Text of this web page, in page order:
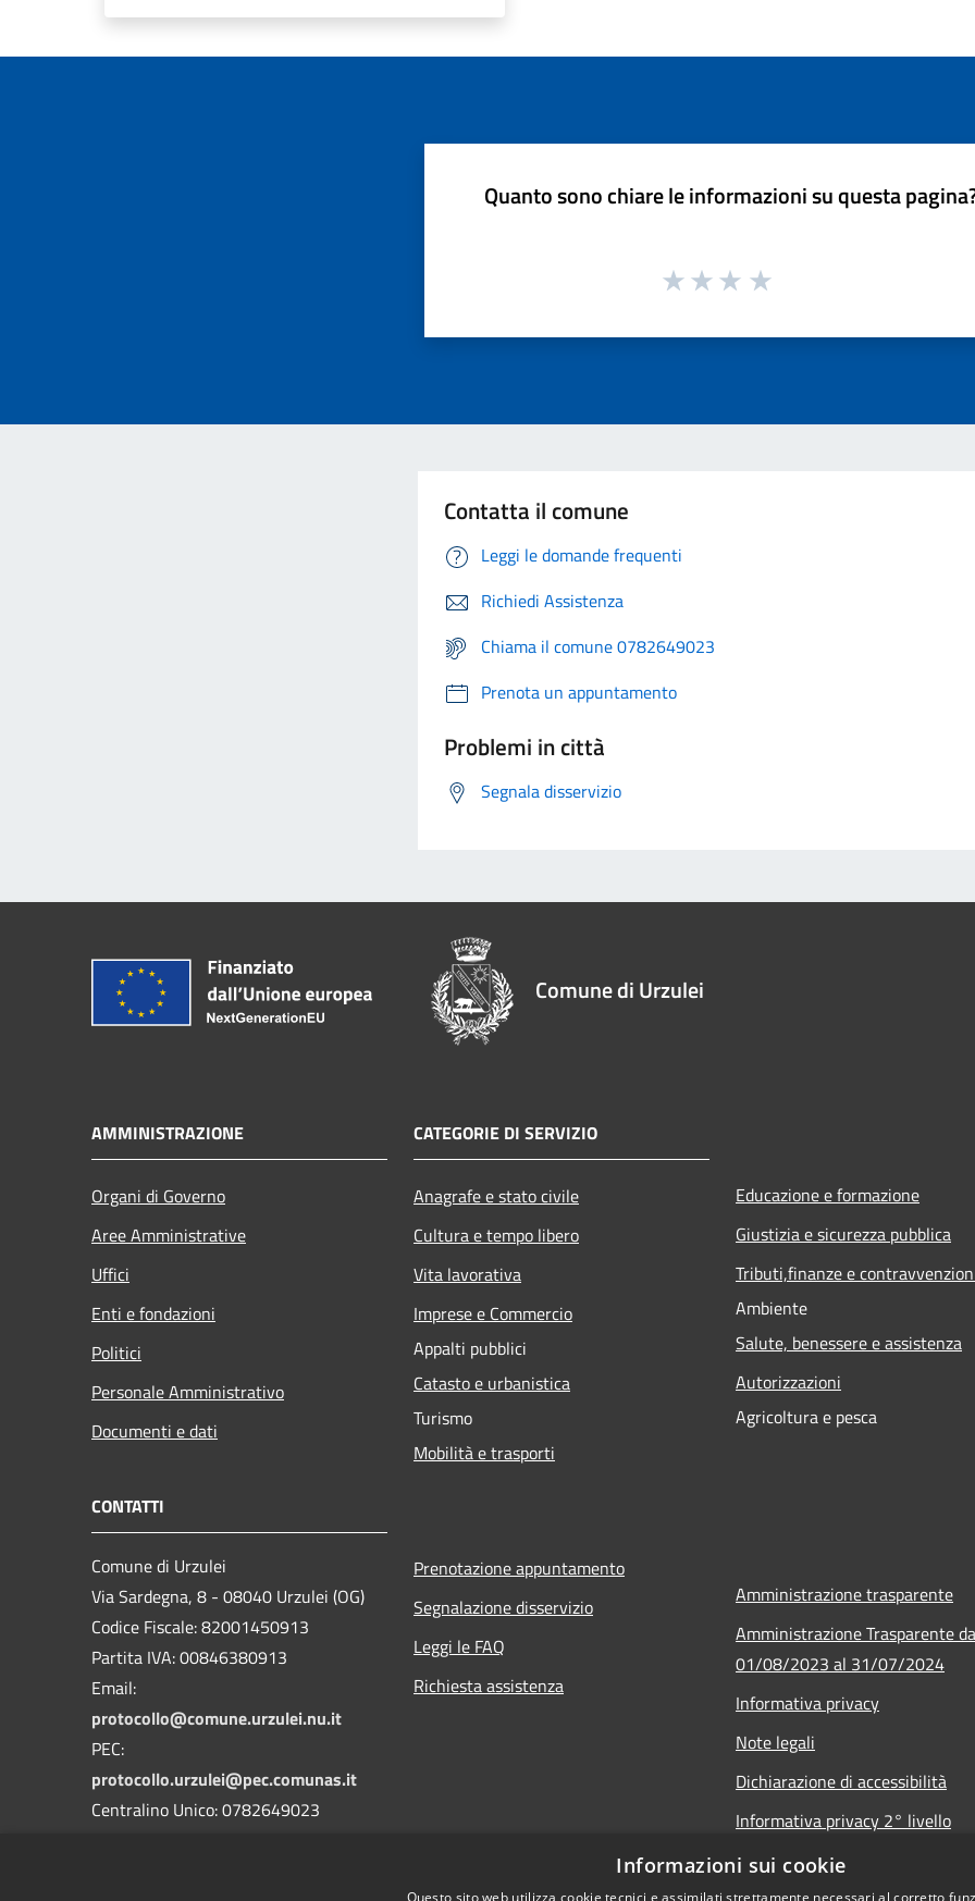
Quanto sono chiare le informazioni su questa
Contatta il comune
Leggi le domande frequenti
Richiedi Assistenza
Chiama il comune 0782649023
Prenota un appuntamento
Problemi in città
Segnala disservizio
Comune di Urzulei
AMMINISTRAZIONE
Organi di Governo
Aree Amministrative
Uffici
Enti e fondazioni
Politici
Personale Amministrativo
Documenti e dati
CATEGORIE DI SERVIZIO
Anagrafe e stato civile
Cultura e tempo libero
Vita lavorativa
Imprese e Commercio
Appalti pubblici
Catasto e urbanistica
Turismo
Mobilità e trasporti
Educazione e formazione
Giustizia e sicurezza pubblica
Tributi,finanze e
Ambiente
Salute, benessere e assistenza
Autorizzazioni
Agricoltura e pesca
CONTATTI
Comune di Urzulei
Via Sardegna, 8 - 08040 Urzulei (OG)
Codice Fiscale: 82001450913
Partita IVA: 00846380913
Email:
protocollo@comune.urzulei.nu.it
PEC:
protocollo.urzulei@pec.comunas.it
Centralino Unico: 0782649023
Prenotazione appuntamento
Segnalazione disservizio
Leggi le FAQ
Richiesta assistenza
Amministrazione trasparente
Amministrazione Trasparente
01/08/2023 al 31/07/2024
Informativa privacy
Note legali
Dichiarazione di accessibilità
Informativa privacy 2° livello
Informazioni sui cookie
Questo sito web utilizza cookie tecnici e assimilati strettamente necessari al corretto